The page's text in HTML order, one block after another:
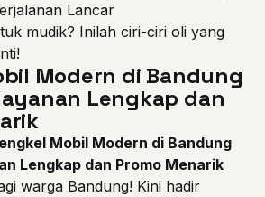
Lancar
mudik? Inilah ciri-ciri oli yang
Modern di Bandung
Lengkap dan
Mobil Modern di Bandung
Lengkap dan Promo Menarik
warga Bandung! Kini hadir